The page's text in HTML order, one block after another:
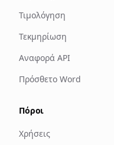
Τιμολόγηση
Τεκμηρίωση
Αναφορά API
Πρόσθετο Word
Πόροι
Χρήσεις